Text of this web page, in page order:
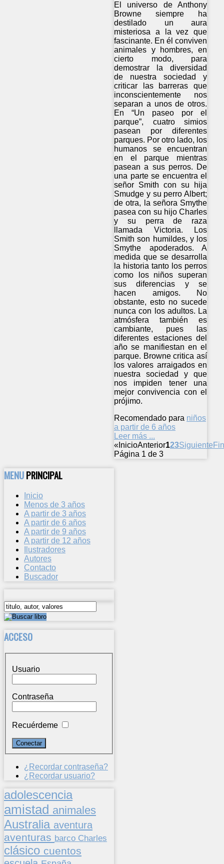
El universo de Anthony
Browne siempre ha
destilado un aura
misteriosa a la vez que
fascinante. En él conviven
animales y hombres, en
cierto modo, para
demostrar la diversidad
de nuestra sociedad y
criticar las barreras que
inconscientemente nos
separan a unos de otros.
En “Un paseo por el
parque”, cuatro simios
pasean por diferentes
parques. Por otro lado, los
humanos se encuentran
en el parque mientras
pasean a sus perros. De
una parte se encuentra el
señor Smith con su hija
Smudge y su perro Albert;
de otra, la señora Smythe
pasea con su hijo Charles
y su perra de raza
llamada Victoria. Los
Smith son humildes, y los
Smythe apoderados. A
medida que se desarrolla
la historia tanto los perros
como los niños superan
sus diferencias y se
hacen amigos. No
obstante, esto no sucede
nunca con los adultos. La
atmósfera también es
cambiante, pues las
diferentes estaciones del
año se manifiestan en el
parque. Browne critica así
los valores arraigados en
nuestra sociedad y que
nos impiden tener una
mejor convivencia con el
prójimo.
Recomendado para niños
a partir de 6 años
Leer más ...
« InicioAnterior123Siguiente
Página 1 de 3
MENUPRINCIPAL
Inicio
Menos de 3 años
A partir de 3 años
A partir de 6 años
A partir de 9 años
A partir de 12 años
Ilustradores
Autores
Contacto
Buscador
ACCESO
Usuario
Contraseña
Recuérdeme
¿Recordar contraseña?
¿Recordar usuario?
adolescencia
amistad animales
Australia aventura
aventuras barco Charles
clásico cuentos